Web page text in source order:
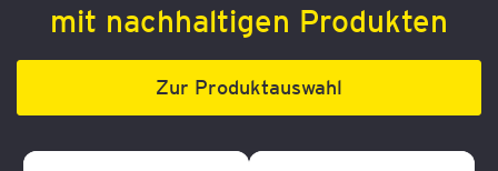
mit nachhaltigen Produkten
Zur Produktauswahl